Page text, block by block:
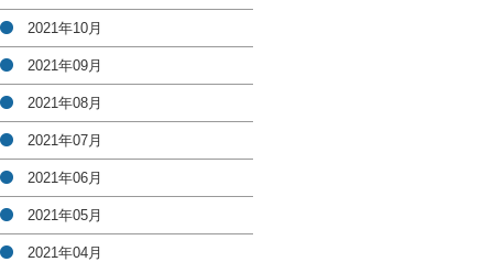
2021年10月
2021年09月
2021年08月
2021年07月
2021年06月
2021年05月
2021年04月